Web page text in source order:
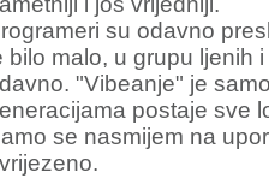
su odavno
bilo malo, u grupu ljenih
"Vibeanje" je
postaje sve
se nasmijem na